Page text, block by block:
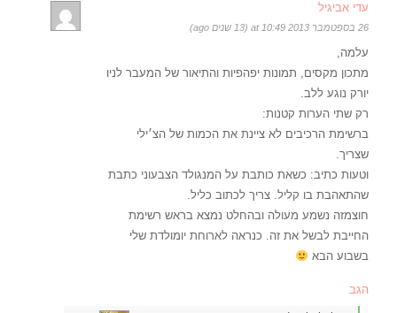
עדי אביגיל
26 בספטמבר 2013 at 10:49 (13 שנים ago)
עלמה,
מתכון מקסים, תמונות יפהפיות והתיאור של המעבר לניו
יורק נוגע ללב.
רק שתי הערות קטנות:
ברשימת הרכיבים לא ציינת את הכמות של הצ׳ילי
שצריך.
וטעות כתיב: כשאת כותבת על המנגולד הצבעוני כתבת
שהתאהבת בו קליל. צריך לכתוב כליל.
חוצמזה נשמע מעולה ובהחלט נמצא בראש רשימת
החייבת לבשל את זה. כנראה לארוחת יומולדת שלי
בשבוע הבא
הגב